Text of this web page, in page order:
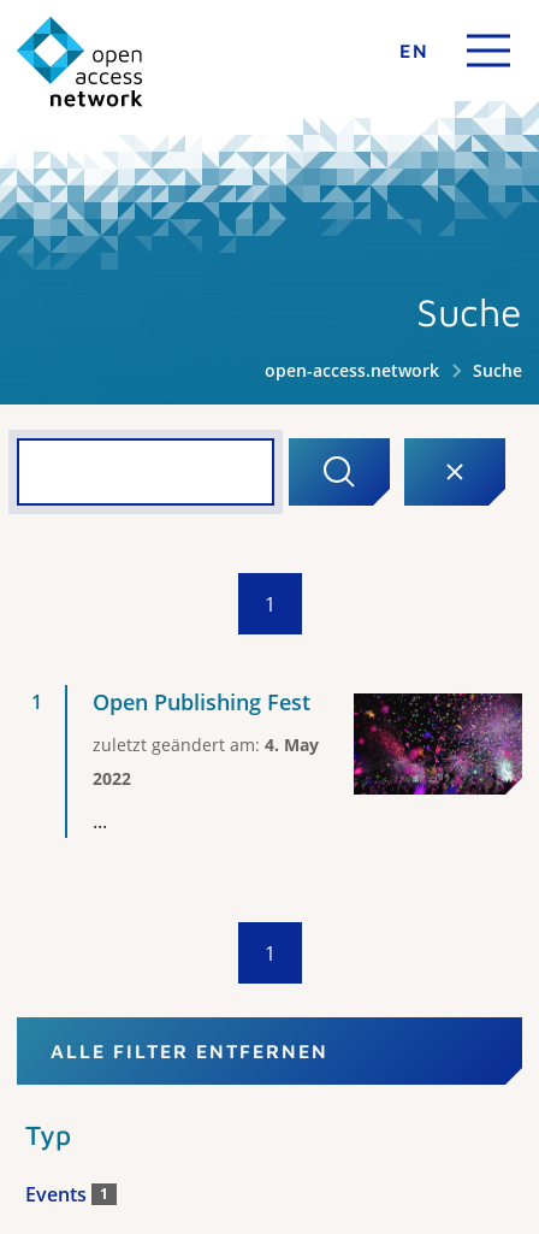
EN
Suche
open-access.network Suche
1
Open Publishing Fest
zuletzt geändert am: 4. May
2022
...
1
ALLE FILTER ENTFERNEN
Typ
Events 1